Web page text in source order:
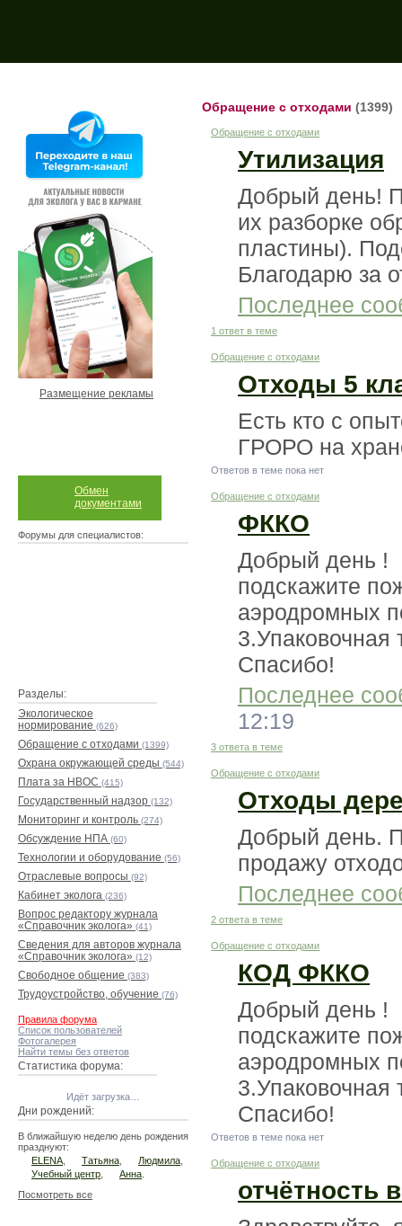
Размещение рекламы
Обмен
документами
Форумы для специалистов:
Разделы:
Экологическое
нормирование (626)
Обращение с отходами (1399)
Охрана окружающей среды (544)
Плата за НВОС (415)
Государственный надзор (132)
Мониторинг и контроль (274)
Обсуждение НПА (60)
Технологии и оборудование (56)
Отраслевые вопросы (92)
Кабинет эколога (236)
Вопрос редактору журнала
«Справочник эколога» (41)
Сведения для авторов журнала
«Справочник эколога» (12)
Свободное общение (383)
Трудоустройство, обучение (76)
Правила форума
Список пользователей
Фотогалерея
Найти темы без ответов
Статистика форума:
Идёт загрузка…
Дни рождений:
В ближайшую неделю день рождения
празднуют:
ELENA
Татьяна Людмила
Учебный центр
Анна
Посмотреть все
Обращение с отходами (1399)
Обращение с отходами
Утилизация
Добрый день!
их разборке
пластины).
Благодарю за
Последнее
1 ответ в теме
Обращение с отходами
Отходы 5
Есть кто с
ГРОРО на
Ответов в теме пока нет
Обращение с отходами
ФККО
Добрый день !
подскажите
аэродромных
3.Упаковочная
Спасибо!
Последнее
12:19
3 ответа в теме
Обращение с отходами
Отходы
Добрый день.
продажу
Последнее
2 ответа в теме
Обращение с отходами
КОД ФККО
Добрый день !
подскажите
аэродромных
3.Упаковочная
Спасибо!
Ответов в теме пока нет
Обращение с отходами
отчётность